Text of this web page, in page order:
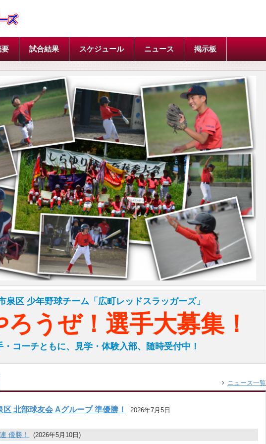
要 試合結果 スケジュール ニュース 掲示板
泉区 少年野球チーム「広町レッドスラッガーズ」
ろうぜ！選手大募集！
・コーチともに、見学・体験入部、随時受付中！
ニュース一覧
区 北部球友会 Aグループ 準優勝！ 2026年7月5日
優勝！ (2026年5月10日)